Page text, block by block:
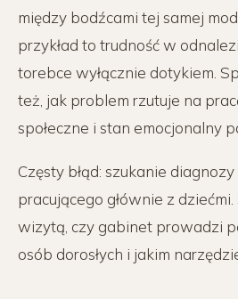
między bodźcami tej samej
przykład to trudność w
torebce wyłącznie dotykiem.
też, jak problem rzutuje na
społeczne i stan emocjonalny
Częsty błąd: szukanie
pracującego głównie z
wizytą, czy gabinet prowadzi
osób dorosłych i jakim